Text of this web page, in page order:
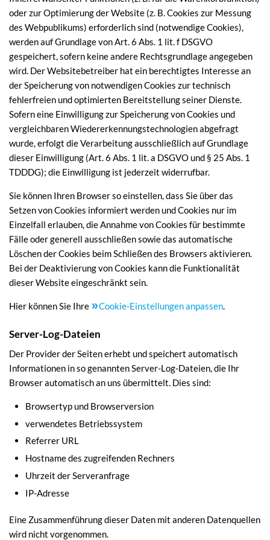
oder zur Optimierung der Website (z. B. Cookies zur Messung
des Webpublikums) erforderlich sind (notwendige Cookies),
werden auf Grundlage von Art. 6 Abs. 1 lit. f DSGVO
gespeichert, sofern keine andere Rechtsgrundlage angegeben
wird. Der Websitebetreiber hat ein berechtigtes Interesse an
der Speicherung von notwendigen Cookies zur technisch
fehlerfreien und optimierten Bereitstellung seiner Dienste.
Sofern eine Einwilligung zur Speicherung von Cookies und
vergleichbaren Wiedererkennungstechnologien abgefragt
wurde, erfolgt die Verarbeitung ausschließlich auf Grundlage
dieser Einwilligung (Art. 6 Abs. 1 lit. a DSGVO und § 25 Abs. 1
TDDDG); die Einwilligung ist jederzeit widerrufbar.
Sie können Ihren Browser so einstellen, dass Sie über das
Setzen von Cookies informiert werden und Cookies nur im
Einzelfall erlauben, die Annahme von Cookies für bestimmte
Fälle oder generell ausschließen sowie das automatische
Löschen der Cookies beim Schließen des Browsers aktivieren.
Bei der Deaktivierung von Cookies kann die Funktionalität
dieser Website eingeschränkt sein.
Hier können Sie Ihre Cookie-Einstellungen anpassen.
Server-Log-Dateien
Der Provider der Seiten erhebt und speichert automatisch
Informationen in so genannten Server-Log-Dateien, die Ihr
Browser automatisch an uns übermittelt. Dies sind:
Browsertyp und Browserversion
verwendetes Betriebssystem
Referrer URL
Hostname des zugreifenden Rechners
Uhrzeit der Serveranfrage
IP-Adresse
Eine Zusammenführung dieser Daten mit anderen Datenquellen
wird nicht vorgenommen.